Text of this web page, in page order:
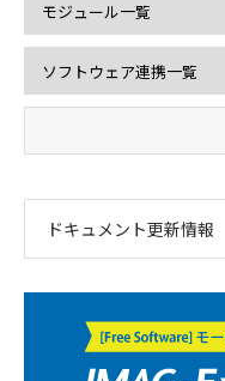
ドキュメント更新情報